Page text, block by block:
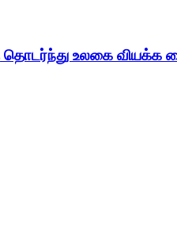
உலகை வியக்க